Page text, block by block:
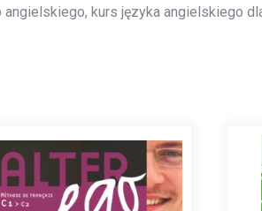
kurs języka angielskiego